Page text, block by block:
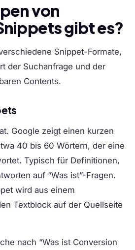
von
gibt es?
Snippet-Formate,
der Suchanfrage und der
Contents.
Google zeigt einen kurzen
40 bis 60 Wörtern, der eine
Typisch für Definitionen,
auf “Was ist”-Fragen.
wird aus einem
Textblock auf der Quellseite
nach “Was ist Conversion